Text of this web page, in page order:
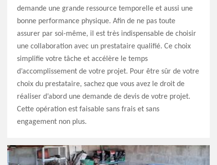
demande une grande ressource temporelle et aussi une
bonne performance physique. Afin de ne pas toute
assurer par soi-même, il est très indispensable de choisir
une collaboration avec un prestataire qualifié. Ce choix
simplifie votre tâche et accélère le temps
d’accomplissement de votre projet. Pour être sûr de votre
choix du prestataire, sachez que vous avez le droit de
réaliser d’abord une demande de devis de votre projet.
Cette opération est faisable sans frais et sans
engagement non plus.